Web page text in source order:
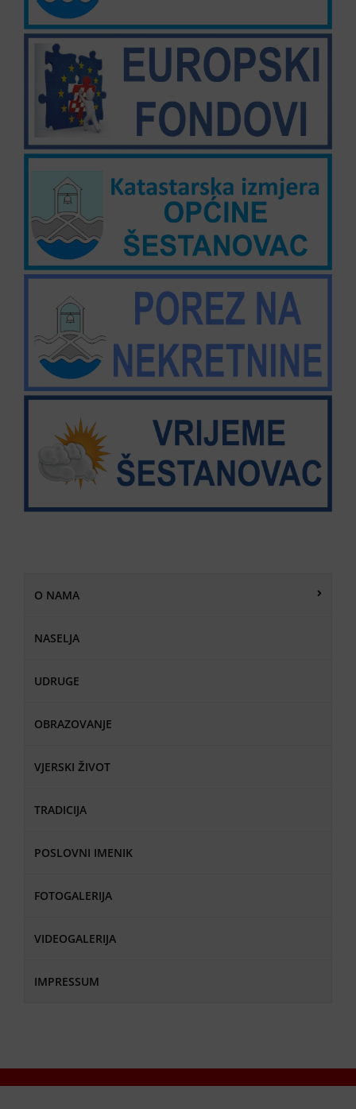
O NAMA
NASELJA
UDRUGE
OBRAZOVANJE
VJERSKI ŽIVOT
TRADICIJA
POSLOVNI IMENIK
FOTOGALERIJA
VIDEOGALERIJA
IMPRESSUM